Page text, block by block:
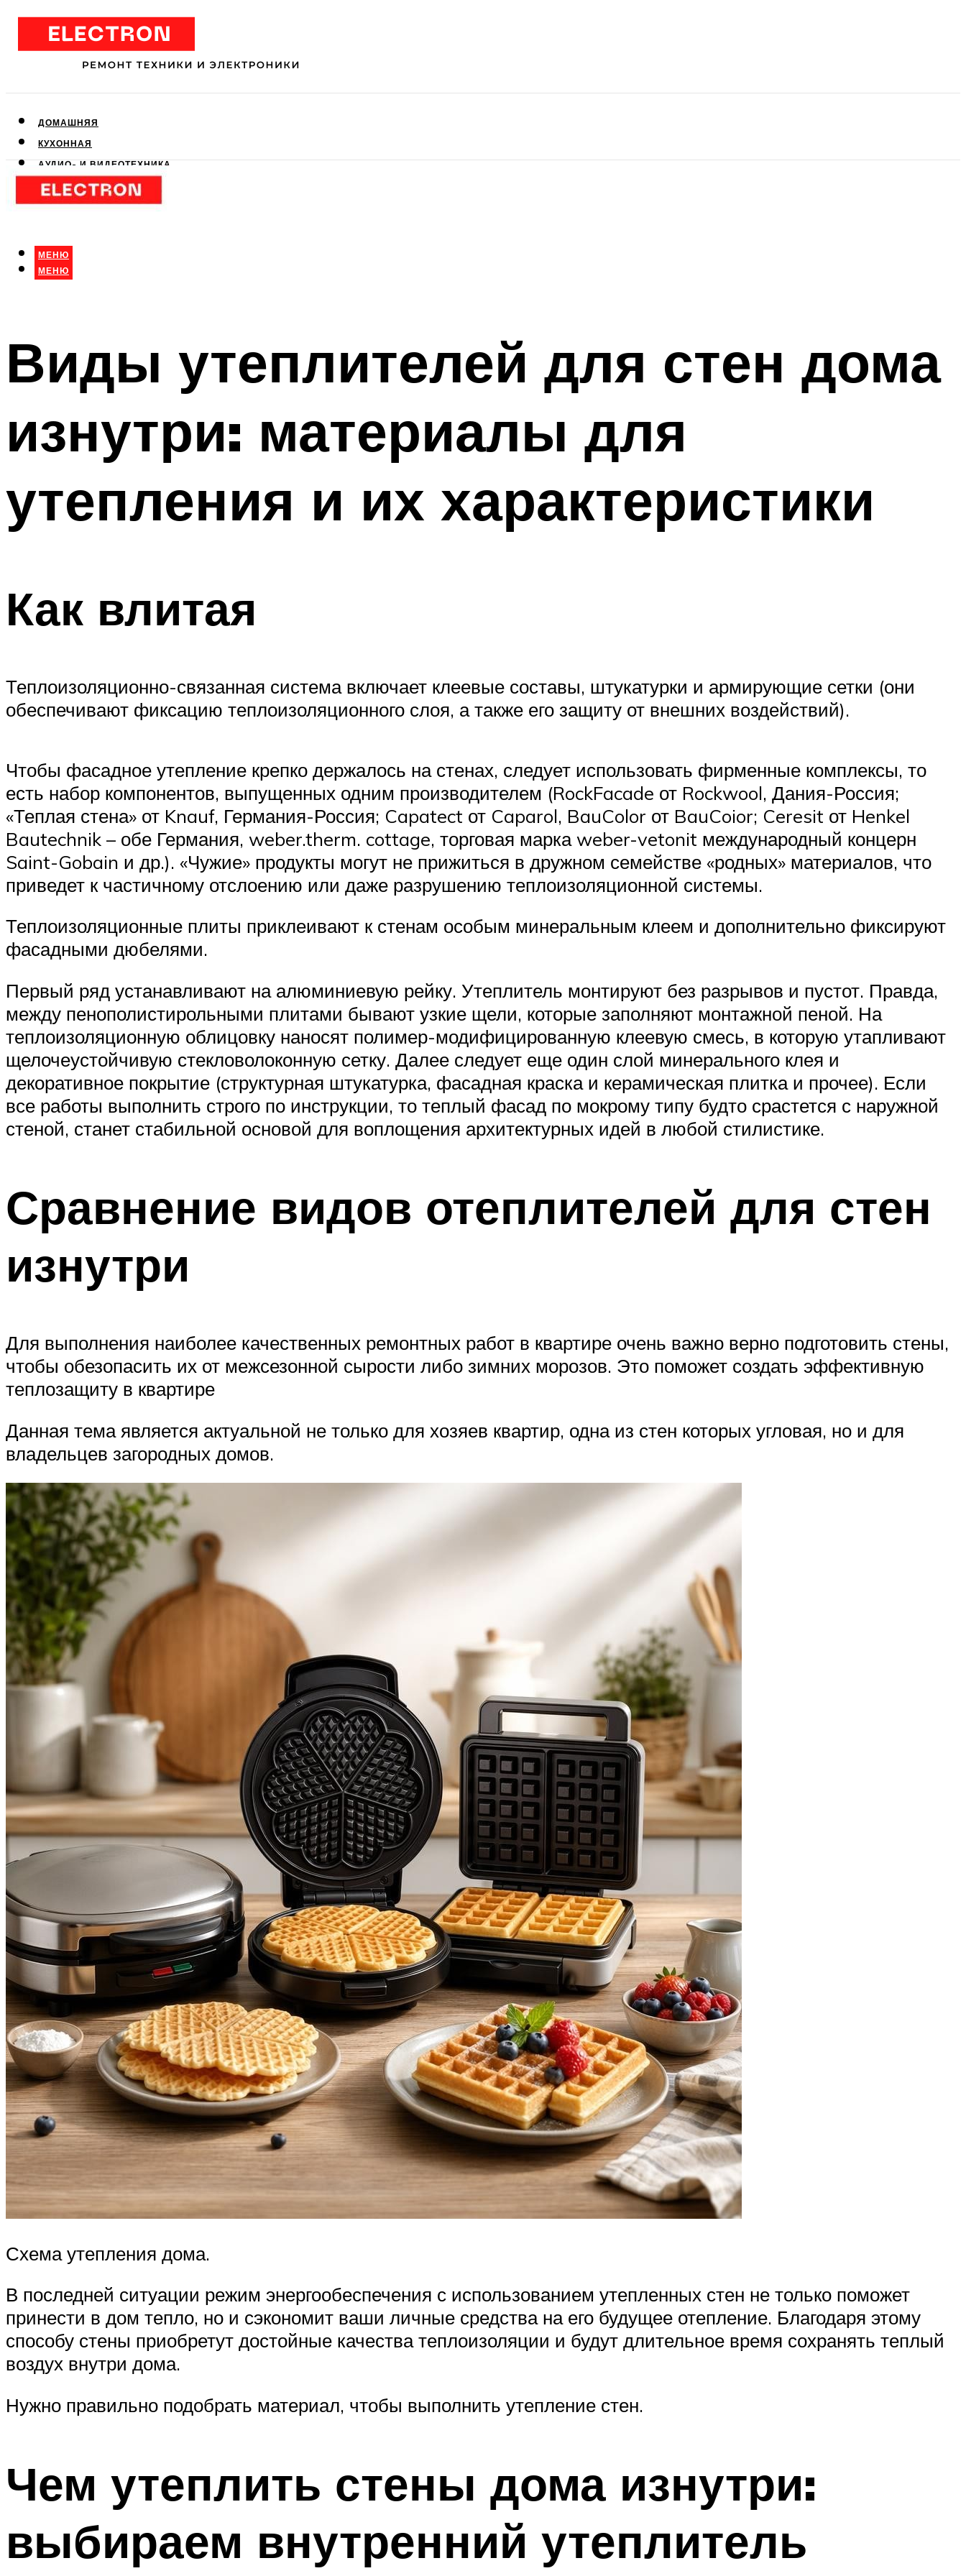
ДОМАШНЯЯ
КУХОННАЯ
АУДИО- И ВИДЕОТЕХНИКА
КЛИМАТИЧЕСКАЯ
ДЛЯ КРАСОТЫ
МЕНЮ
МЕНЮ
Виды утеплителей для стен дома
изнутри: материалы для
утепления и их характеристики
Как влитая
Теплоизоляционно-связанная система включает клеевые составы, штукатурки и армирующие сетки (они
обеспечивают фиксацию теплоизоляционного слоя, а также его защиту от внешних воздействий).
Чтобы фасадное утепление крепко держалось на стенах, следует использовать фирменные комплексы, то
есть набор компонентов, выпущенных одним производителем (RockFacade от Rockwool, Дания-Россия;
«Теплая стена» от Knauf, Германия-Россия; Capatect от Caparol, BauColor от BauCoior; Ceresit от Henkel
Bautechnik – обе Германия, weber.therm. cottage, торговая марка weber-vetonit международный концерн
Saint-Gobain и др.). «Чужие» продукты могут не прижиться в дружном семействе «родных» материалов, что
приведет к частичному отслоению или даже разрушению теплоизоляционной системы.
Теплоизоляционные плиты приклеивают к стенам особым минеральным клеем и дополнительно фиксируют
фасадными дюбелями.
Первый ряд устанавливают на алюминиевую рейку. Утеплитель монтируют без разрывов и пустот. Правда,
между пенополистирольными плитами бывают узкие щели, которые заполняют монтажной пеной. На
теплоизоляционную облицовку наносят полимер-модифицированную клеевую смесь, в которую утапливают
щелочеустойчивую стекловолоконную сетку. Далее следует еще один слой минерального клея и
декоративное покрытие (структурная штукатурка, фасадная краска и керамическая плитка и прочее). Если
все работы выполнить строго по инструкции, то теплый фасад по мокрому типу будто срастется с наружной
стеной, станет стабильной основой для воплощения архитектурных идей в любой стилистике.
Сравнение видов отеплителей для стен
изнутри
Для выполнения наиболее качественных ремонтных работ в квартире очень важно верно подготовить стены,
чтобы обезопасить их от межсезонной сырости либо зимних морозов. Это поможет создать эффективную
теплозащиту в квартире
Данная тема является актуальной не только для хозяев квартир, одна из стен которых угловая, но и для
владельцев загородных домов.
Схема утепления дома.
В последней ситуации режим энергообеспечения с использованием утепленных стен не только поможет
принести в дом тепло, но и сэкономит ваши личные средства на его будущее отепление. Благодаря этому
способу стены приобретут достойные качества теплоизоляции и будут длительное время сохранять теплый
воздух внутри дома.
Нужно правильно подобрать материал, чтобы выполнить утепление стен.
Чем утеплить стены дома изнутри:
выбираем внутренний утеплитель